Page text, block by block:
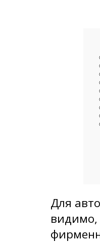
Для
видимо,